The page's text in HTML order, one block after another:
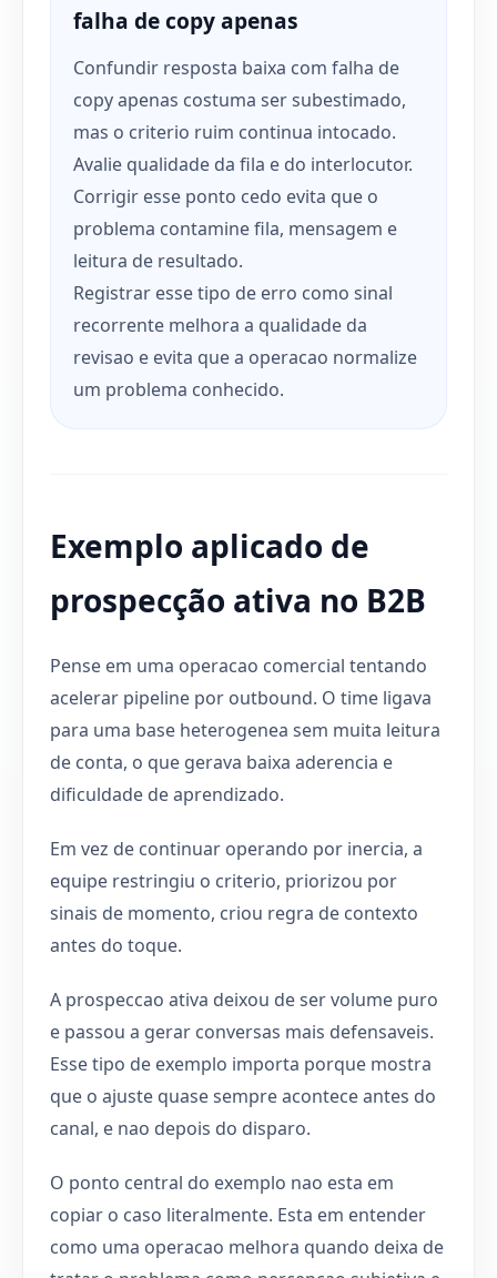
falha de copy apenas
Confundir resposta baixa com falha de
copy apenas costuma ser subestimado,
mas o criterio ruim continua intocado.
Avalie qualidade da fila e do interlocutor.
Corrigir esse ponto cedo evita que o
problema contamine fila, mensagem e
leitura de resultado.
Registrar esse tipo de erro como sinal
recorrente melhora a qualidade da
revisao e evita que a operacao normalize
um problema conhecido.
Exemplo aplicado de
prospecção ativa no B2B
Pense em uma operacao comercial tentando
acelerar pipeline por outbound. O time ligava
para uma base heterogenea sem muita leitura
de conta, o que gerava baixa aderencia e
dificuldade de aprendizado.
Em vez de continuar operando por inercia, a
equipe restringiu o criterio, priorizou por
sinais de momento, criou regra de contexto
antes do toque.
A prospeccao ativa deixou de ser volume puro
e passou a gerar conversas mais defensaveis.
Esse tipo de exemplo importa porque mostra
que o ajuste quase sempre acontece antes do
canal, e nao depois do disparo.
O ponto central do exemplo nao esta em
copiar o caso literalmente. Esta em entender
como uma operacao melhora quando deixa de